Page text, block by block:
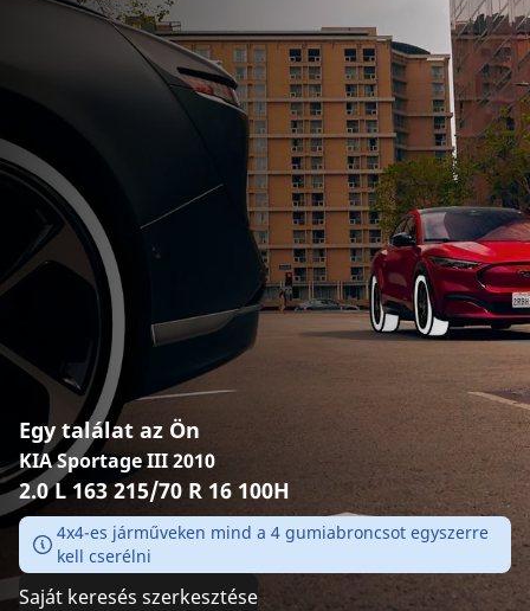
Egy találat az Ön
KIA Sportage III 2010
2.0 L 163 215/70 R 16 100H
4x4-es járműveken mind a 4 gumiabroncsot egyszerre
kell cserélni
Saját keresés szerkesztése